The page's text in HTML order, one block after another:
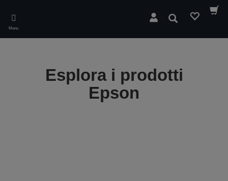
main
content
Menu
Cerca
Esplora i prodotti
Epson